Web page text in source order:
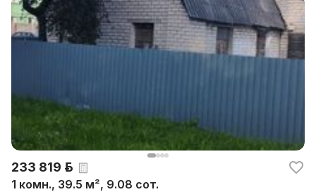
233 819 р.
1 комн., 39.5 м², 9.08 сот.